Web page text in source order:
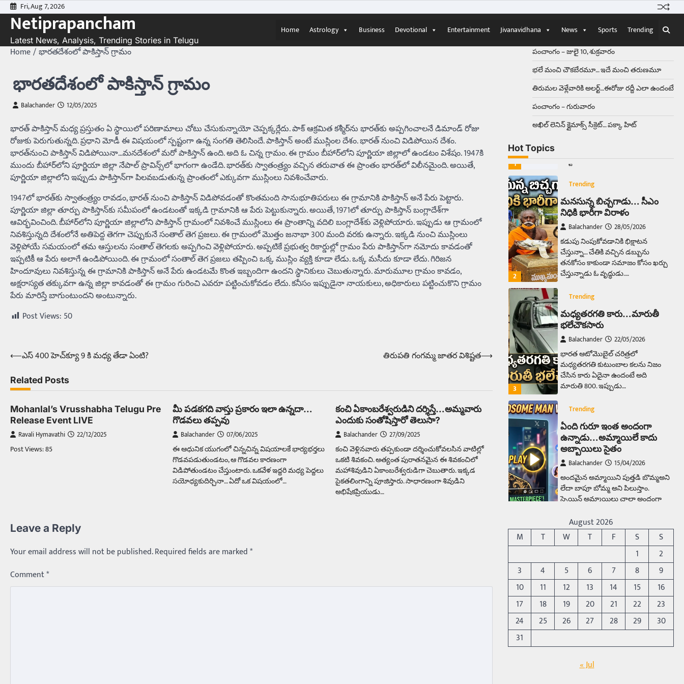
Skip
to
content
Fri, Aug 7, 2026
Netiprapancham
Latest News, Analysis, Trending Stories in Telugu
Home Astrology Business Devotional Entertainment Jivanavidhana News Sports Trending
Home భారతదేశంలో పాకిస్తాన్‌ గ్రామం
భారతదేశంలో పాకిస్తాన్‌ గ్రామం
Balachander 12/05/2025
భారత్‌ పాకిస్తాన్‌ మధ్య ప్రస్తుతం ఏ స్థాయిలో పరిణామాలు చోటు చేసుకున్నాయో చెప్పక్కర్లేదు. పాక్‌ ఆక్రమిత కశ్మీర్‌ను భారత్‌కు అప్పగించాలనే డిమాండ్‌ రోజు
రోజుకు పెరుగుతున్నది. ప్రధాని మోడీ ఈ విషయంలో స్పష్టంగా ఉన్న సంగతి తెలిసిందే. పాకిస్తాన్‌ అంటే ముస్లింల దేశం. భారత్‌ నుంచి విడిపోయిన దేశం.
భారత్‌నుంచి పాకిస్తాన్‌ విడిపోయినా…మనదేశంలో మరో పాకిస్తాన్‌ ఉంది. అది ఓ చిన్న గ్రామం. ఈ గ్రామం బీహార్‌లోని పూర్ణియా జిల్లాలో ఉండటం విశేషం. 1947కి
ముందు బీహార్‌లోని పూర్ణియా జిల్లా నేపాల్ ప్రావిన్స్‌లో భాగంగా ఉండేది. భారత్‌కు స్వాతంత్ర్యం వచ్చిన తరువాత ఈ ప్రాంతం భారత్‌లో విలీనమైంది. అయితే,
పూర్ణియా జిల్లాలోని ఇప్పుడు పాకిస్తాన్‌గా పిలవబడుతున్న ప్రాంతంలో ఎక్కువగా ముస్లింలు నివశించేవారు.
1947లో భారత్‌కు స్వాతంత్ర్యం రావడం, భారత్‌ నుంచి పాకిస్తాన్‌ విడిపోవడంతో కొంతమంది సానుభూతిపరులు ఈ గ్రామానికి పాకిస్తాన్‌ అనే పేరు పెట్టారు.
పూర్ణియా జిల్లా తూర్పు పాకిస్తాన్‌కు సమీపంలో ఉండటంతో ఇక్కడి గ్రామానికి ఆ పేరు పెట్టుకున్నారు. అయితే, 1971లో తూర్పు పాకిస్తాన్‌ బంగ్లాదేశ్‌గా
ఆవిర్భవించింది. బీహార్‌లోని పూర్ణియా జిల్లాలోని పాకిస్తాన్‌ గ్రామంలో నివశించే ముస్లింలు ఈ ప్రాంతాన్ని వదిలి బంగ్లాదేశ్‌కు వెళ్లిపోయారు. ఇప్పుడు ఆ గ్రామంలో
నివశిస్తున్నది దేశంలోనే అతిపెద్ద తెగగా చెప్పుకునే సంతాల్‌ తెగ ప్రజలు. ఈ గ్రామంలో మొత్తం జనాభా 300 మంది వరకు ఉన్నారు. ఇక్కడి నుంచి ముస్లింలు
వెళ్లిపోయే సమయంలో తమ ఆస్తులను సంతాల్‌ తెగలకు అప్పగించి వెళ్లిపోయారు. అప్పటికే ప్రభుత్వ రికార్డుల్లో గ్రామం పేరు పాకిస్తాన్‌గా నమోదు కావడంతో
ఇప్పటికీ ఆ పేరు అలాగే ఉండిపోయింది. ఈ గ్రామంలో సంతాల్‌ తెగ ప్రజలు తప్పించి ఒక్క ముస్లిం వ్యక్తి కూడా లేడు. ఒక్క మసీదు కూడా లేదు. గిరిజన
హిందూవులు నివశిస్తున్న ఈ గ్రామానికి పాకిస్తాన్‌ అనే పేరు ఉండటమే కొంత ఇబ్బందిగా ఉందని స్థానికులు చెబుతున్నారు. మారుమూల గ్రామం కావడం,
అక్షరాస్యత తక్కువగా ఉన్న జిల్లా కావడంతో ఈ గ్రామం గురించి ఎవరూ పట్టించుకోవడం లేదు. కనీసం ఇప్పుడైనా నాయకులు, అధికారులు పట్టించుకొని గ్రామం
పేరు మారిస్తే బాగుంటుందని అంటున్నారు.
Post Views: 50
Post
navigation
⟵ఎస్‌ 400 హెచ్‌క్యూ 9 కి మధ్య తేడా ఏంటి? తిరుపతి గంగమ్మ జాతర విశిష్టత⟶
Related Posts
Mohanlal’s Vrusshabha Telugu Pre
Release Event LIVE
Ravali Hymavathi
22/12/2025
Post Views: 85
మీ పడకగది వాస్తు ప్రకారం ఇలా ఉన్నదా…
గొడవలు తప్పవు
Balachander
07/06/2025
ఈ ఆధునిక యుగంలో చిన్నచిన్న విషయాలకే భార్యభర్తలు
గొడవపడుతుండటం, ఆ గొడవల కారణంగా
విడిపోతుండటం చేస్తుంటారు. ఒకవేళ ఇద్దరి మధ్య పెద్దలు
సయోధ్యకుదిర్చినా… ఏదో ఒక విషయంలో…
కంచి ఏకాంబరేశ్వరుడిని దర్శిస్తే…అమ్మవారు
ఎందుకు సంతోషిస్తారో తెలుసా?
Balachander
27/09/2025
కంచి వెళ్లినవారు తప్పకుండా దర్శించుకోవలసిన వాటిల్లో
ఒకటి శివకంచి. అత్యంత పురాతనమైన ఈ శివకంచిలో
మహాశివుడిని ఏకాంబరేశ్వరుడిగా చెబుతారు. ఇక్కడ
సైకతలింగాన్ని పూజిస్తారు. సాధారణంగా శివుడిని
అభిషేకప్రియుడు…
Leave a Reply
Your email address will not be published.Required fields are marked*
Comment*
పంచాంగం – జులై 10, శుక్రవారం
భలే మంచి చౌకబేరమూ… ఇదే మంచి తరుణమూ
తిరుమల వెళ్లేవారికి అలర్ట్‌…ఈరోజు రద్దీ ఎలా ఉందంటే
పంచాంగం – గురువారం
అఖిల్‌ లెనిన్ క్లైమాక్స్‌ సీక్రెట్‌… పక్కా హిట్‌
Hot Topics
Balachander 15/04/2026
ఉత్తర ప్రదేశ్‌లోని ఝాన్సీ జిల్లాలో ఒక
వింతైన రోడ్డు ప్రమాదం చోటుచేసుకుంది.
వేల సంఖ్యలో బీరు…
1
Trending
అక్కడ ఆదివారం బట్టలు
ఉతికితే…జైలుకే
Balachander
13/06/2026
ఆదివారం వచ్చిందంటే చాలు
‘బట్టలు ఉతకడం’. వారం…
2
Trending
మనసున్న బిచ్చగాడు… సీఎం
నిధికి భారీగా విరాళం
Balachander
28/05/2026
కడుపు నింపుకోవడానికి భిక్షాటన
చేస్తున్నా… చేతికి వచ్చిన డబ్బును
తనకోసం కాకుండా సమాజం కోసం ఖర్చు
చేస్తున్నాడు ఓ వృద్ధుడు.…
3
Trending
మధ్యతరగతి కారు…మారుతీ
భలేచౌకసారు
Balachander
22/05/2026
భారత ఆటోమొబైల్ చరిత్రలో
మధ్యతరగతి కుటుంబాల కలను నిజం
చేసిన కారు ఏదైనా ఉందంటే అది
మారుతి 800. ఇప్పుడు…
Trending
ఏంది గురూ ఇంత అందంగా
ఉన్నాడు…అమ్మాయిలే కాదు
అబ్బాయిలు సైతం
Balachander
15/04/2026
అందమైన అమ్మాయిని పుత్తడి బొమ్మఅని
లేదా బాపూ బోమ్మ అని పిలుస్తాం.
స్పెయిన్‌ అమ్మాయిలు చాలా అందంగా
5
Trending
రోడ్డుపై ఏరులై పారిన బీర్లు…
ఘాటుతో మండుతున్న నోర్లు
Balachander
15/04/2026
ఉత్తర ప్రదేశ్‌లోని ఝాన్సీ జిల్లాలో ఒక
వింతైన రోడ్డు ప్రమాదం చోటుచేసుకుంది.
ఝాన్సీ–కాన్పూర్ జాతీయ రహదారిపై
వేల సంఖ్యలో బీరు…
Trending
అక్కడ ఆదివారం బట్టలు
August 2026
M
T W T F S
S
1
2
3
4 5 6 7 8
9
10
11 12 13 14 15
16
17
18 19 20 21 22
23
24
25 26 27 28 29
30
31
« Jul